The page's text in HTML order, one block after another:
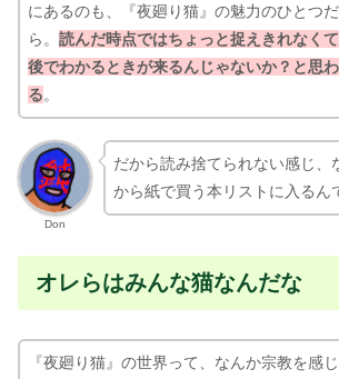
にあるのも、『夜廻り猫』の魅力のひとつ
ら。 読んだ時点ではちょっと捉えきれなくて
後でわかるときが来るんじゃないか？と思
る。
Don
だから読み捨てられない感じ、
から紙で買う本リストに入るん
オレらはみんな猫なんだな
『夜廻り猫』の世界って、なんか宗教を感